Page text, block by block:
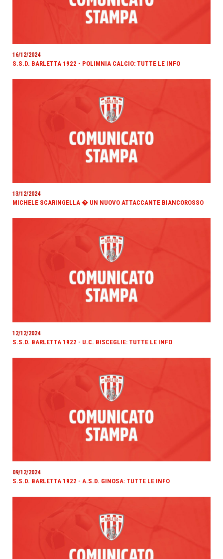
16/12/2024
S.S.D. BARLETTA 1922 - POLIMNIA CALCIO: TUTTE LE INFO
13/12/2024
MICHELE SCARINGELLA � UN NUOVO ATTACCANTE BIANCOROSSO
12/12/2024
S.S.D. BARLETTA 1922 - U.C. BISCEGLIE: TUTTE LE INFO
09/12/2024
S.S.D. BARLETTA 1922 - A.S.D. GINOSA: TUTTE LE INFO